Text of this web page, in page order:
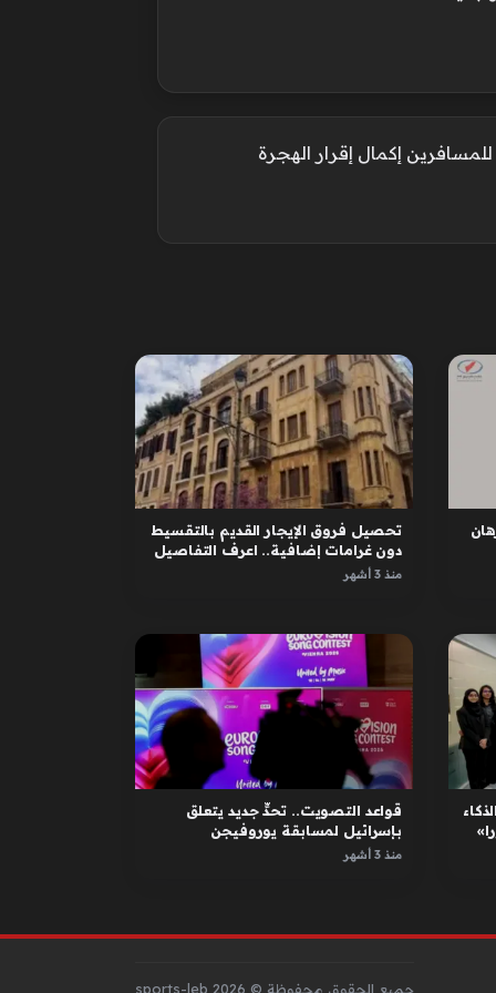
إكمال إقرار الهجرة
تحصيل فروق الإيجار القديم بالتقسيط
دون غرامات إضافية.. اعرف التفاصيل
منذ 3 أشهر
قواعد التصويت.. تحدٍّ جديد يتعلق
بإسرائيل لمسابقة يوروفيجن
منذ 3 أشهر
جميع الحقوق محفوظة © sports-leb 2026